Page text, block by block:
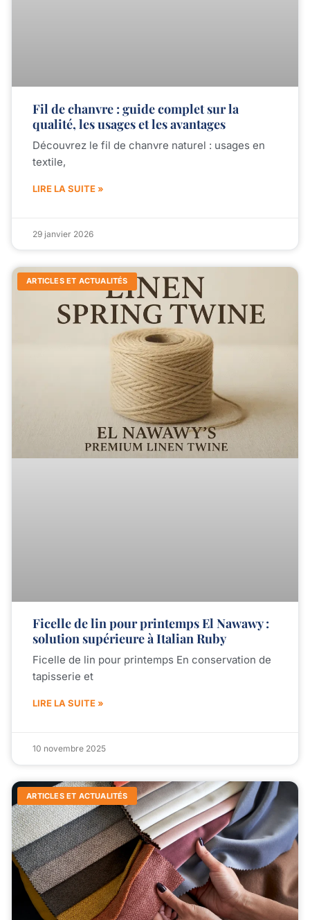
Fil de chanvre : guide complet sur la
qualité, les usages et les avantages
Découvrez le fil de chanvre naturel : usages en
textile,
LIRE LA SUITE »
29 janvier 2026
ARTICLES ET ACTUALITÉS
Ficelle de lin pour printemps El Nawawy :
solution supérieure à Italian Ruby
Ficelle de lin pour printemps En conservation de
tapisserie et
LIRE LA SUITE »
10 novembre 2025
ARTICLES ET ACTUALITÉS